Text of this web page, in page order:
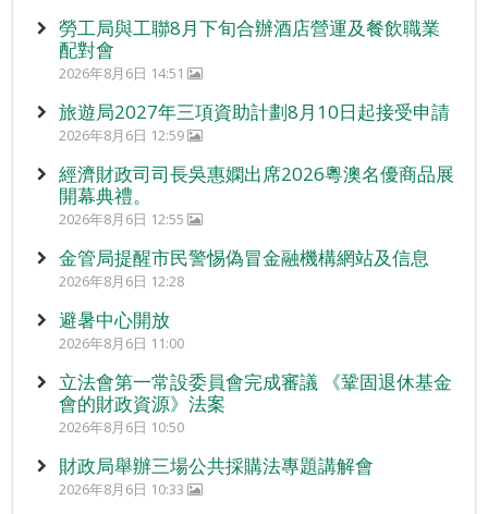
勞工局與工聯8月下旬合辦酒店營運及餐飲職業
配對會
2026年8月6日 14:51
旅遊局2027年三項資助計劃8月10日起接受申請
2026年8月6日 12:59
經濟財政司司長吳惠嫻出席2026粵澳名優商品展
開幕典禮。
2026年8月6日 12:55
金管局提醒市民警惕偽冒金融機構網站及信息
2026年8月6日 12:28
避暑中心開放
2026年8月6日 11:00
立法會第一常設委員會完成審議 《鞏固退休基金
會的財政資源》法案
2026年8月6日 10:50
財政局舉辦三場公共採購法專題講解會
2026年8月6日 10:33